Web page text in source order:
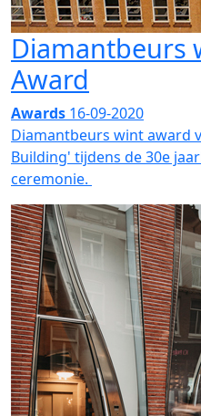
Diamantbeurs
Award
Awards 16-09-2020
Diamantbeurs wint award
Building' tijdens de 30e
ceremonie.